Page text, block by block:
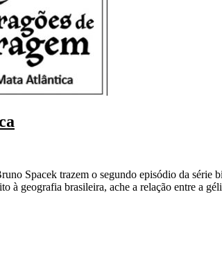
Spacek trazem o segundo episódio da série
à geografia brasileira, ache a relação entre a